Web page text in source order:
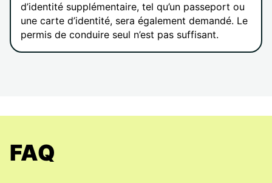
d’identité supplémentaire, tel qu’un passeport ou
une carte d’identité, sera également demandé. Le
permis de conduire seul n’est pas suffisant.
FAQ